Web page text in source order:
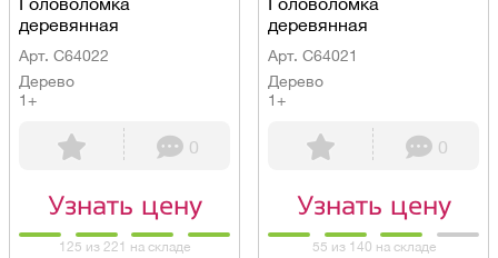
деревянная
Арт. C64022
Дерево
1+
0
Узнать цену
125 из 221 на складе
деревянная
Арт. C64021
Дерево
1+
0
Узнать цену
55 из 140 на складе